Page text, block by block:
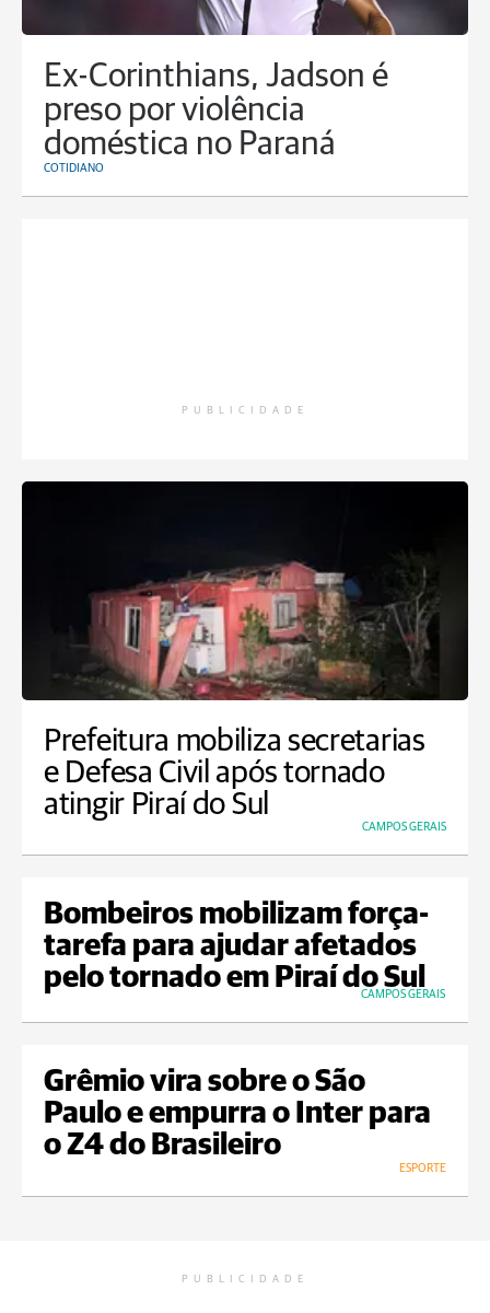
Ex-Corinthians, Jadson é
preso por violência
doméstica no Paraná
COTIDIANO
PUBLICIDADE
Prefeitura mobiliza secretarias
e Defesa Civil após tornado
atingir Piraí do Sul
CAMPOS GERAIS
Bombeiros mobilizam força-
tarefa para ajudar afetados
pelo tornado em Piraí do Sul
CAMPOS GERAIS
Grêmio vira sobre o São
Paulo e empurra o Inter para
o Z4 do Brasileiro
ESPORTE
PUBLICIDADE